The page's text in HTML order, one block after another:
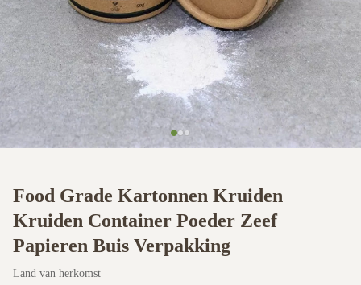
Food Grade Kartonnen Kruiden
Kruiden Container Poeder Zeef
Papieren Buis Verpakking
Land van herkomst